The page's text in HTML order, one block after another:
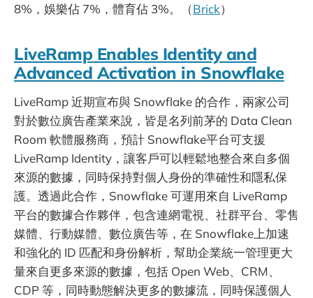
8%，娛樂佔 7%，體育佔 3%。（Brick）
LiveRamp Enables Identity and
Advanced Activation in Snowflake
LiveRamp 近期宣布與 Snowflake 的合作，兩家公司
對於數位廣告產業來說，皆是名列前茅的 Data Clean
Room 軟體服務商，預計 Snowflake平台可支援
LiveRamp Identity，讓客戶可以輕鬆地整合來自多個
來源的數據，同時保持對個人身份的準確性和隱私保
護。透過此合作，Snowflake 可運用來自 LiveRamp
平台的數據合作夥伴，包含連網電視、社群平台、零售
媒體、行動媒體、數位廣告等，在 Snowflake上加速
和強化的 ID 匹配和身份解析，幫助企業統一管理更大
量來自更多來源的數據，包括 Open Web、CRM、
CDP 等，同時動態解決更多的數據流，同時保護個人